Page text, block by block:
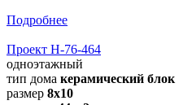
Подробнее
Проект Н-76-464
одноэтажный
тип дома керамический блок
размер 8х10